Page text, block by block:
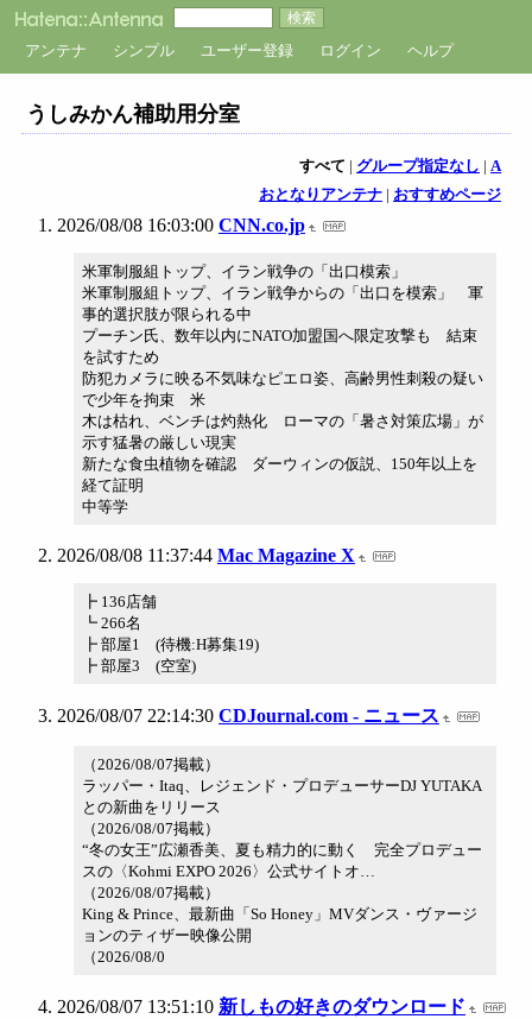
アンテナ シンプル ユーザー登録 ログイン ヘルプ
うしみかん補助用分室
すべて | グループ指定なし | A
おとなりアンテナ | おすすめページ
2026/08/08 16:03:00 CNN.co.jp
米軍制服組トップ、イラン戦争の「出口模索」
米軍制服組トップ、イラン戦争からの「出口を模索」 軍
事的選択肢が限られる中
プーチン氏、数年以内にNATO加盟国へ限定攻撃も 結束
を試すため
防犯カメラに映る不気味なピエロ姿、高齢男性刺殺の疑い
で少年を拘束 米
木は枯れ、ベンチは灼熱化 ローマの「暑さ対策広場」が
示す猛暑の厳しい現実
新たな食虫植物を確認 ダーウィンの仮説、150年以上を
経て証明
中等学
2026/08/08 11:37:44 Mac Magazine X
┣ 136店舗
┗ 266名
┣ 部屋1 (待機:H募集19)
┣ 部屋3 (空室)
2026/08/07 22:14:30 CDJournal.com - ニュース
（2026/08/07掲載）
ラッパー・Itaq、レジェンド・プロデューサーDJ YUTAKA
との新曲をリリース
（2026/08/07掲載）
“冬の女王”広瀬香美、夏も精力的に動く 完全プロデュー
スの〈Kohmi EXPO 2026〉公式サイトオ…
（2026/08/07掲載）
King & Prince、最新曲「So Honey」MVダンス・ヴァージ
ョンのティザー映像公開
（2026/08/0
2026/08/07 13:51:10 新しもの好きのダウンロード